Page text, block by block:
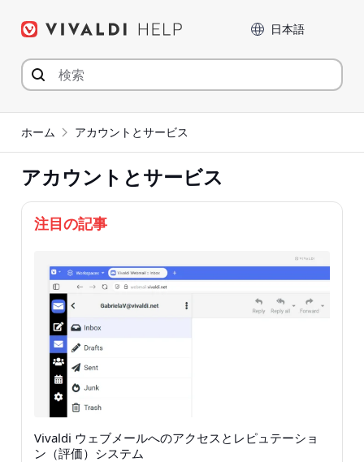
言語
ホーム アカウントとサービス
アカウントとサービス
注目の記事
Vivaldi ウェブメールへのアクセスとレピュテーショ
ン（評価）システム